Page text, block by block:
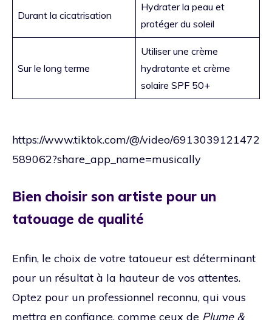
Durant la cicatrisation
Hydrater la peau et
protéger du soleil
Sur le long terme
Utiliser une crème
hydratante et crème
solaire SPF 50+
https://www.tiktok.com/@/video/6913039121472
589062?share_app_name=musically
Bien choisir son artiste pour un
tatouage de qualité
Enfin, le choix de votre tatoueur est déterminant
pour un résultat à la hauteur de vos attentes.
Optez pour un professionnel reconnu, qui vous
mettra en confiance, comme ceux de Plume &